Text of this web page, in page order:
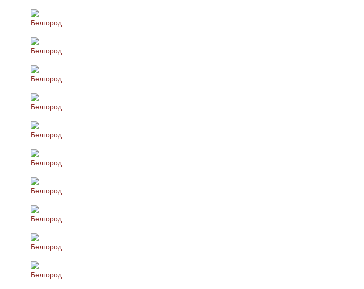
Белгород
Белгород
Белгород
Белгород
Белгород
Белгород
Белгород
Белгород
Белгород
Белгород